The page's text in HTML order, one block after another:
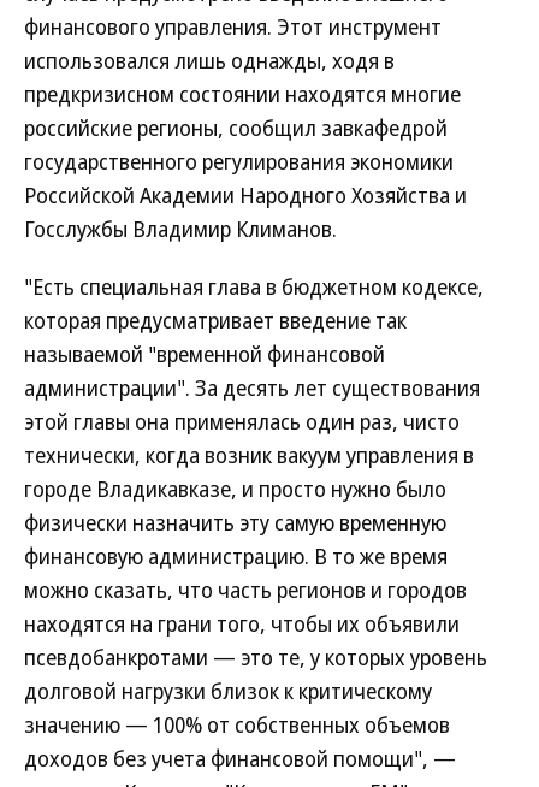
финансового управления. Этот инструмент
использовался лишь однажды, ходя в
предкризисном состоянии находятся многие
российские регионы, сообщил завкафедрой
государственного регулирования экономики
Российской Академии Народного Хозяйства и
Госслужбы Владимир Климанов.
"Есть специальная глава в бюджетном кодексе,
которая предусматривает введение так
называемой "временной финансовой
администрации". За десять лет существования
этой главы она применялась один раз, чисто
технически, когда возник вакуум управления в
городе Владикавказе, и просто нужно было
физически назначить эту самую временную
финансовую администрацию. В то же время
можно сказать, что часть регионов и городов
находятся на грани того, чтобы их объявили
псевдобанкротами — это те, у которых уровень
долговой нагрузки близок к критическому
значению — 100% от собственных объемов
доходов без учета финансовой помощи", —